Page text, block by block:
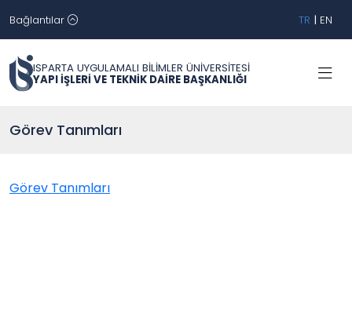
Bağlantılar TR | EN
ISPARTA UYGULAMALI BİLİMLER ÜNİVERSİTESİ
YAPI İŞLERİ VE TEKNİK DAİRE BAŞKANLIĞI
Görev Tanımları
Görev Tanımları